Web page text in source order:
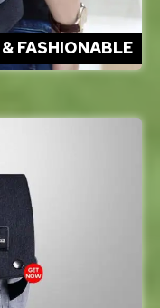
FASHIONABLE